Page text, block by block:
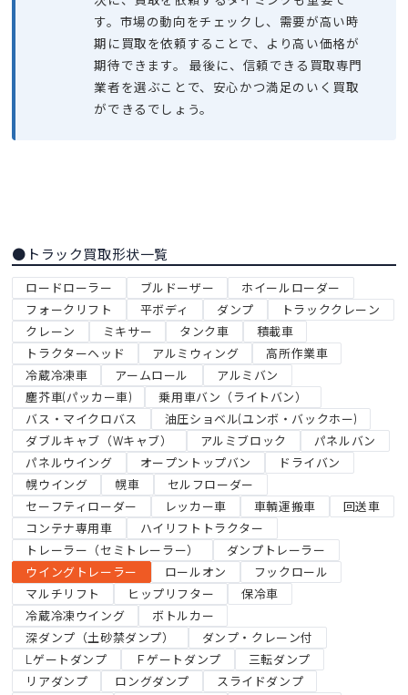
す。市場の動向をチェックし、需要が高い時
期に買取を依頼することで、より高い価格が
期待できます。 最後に、信頼できる買取専門
業者を選ぶことで、安心かつ満足のいく買取
ができるでしょう。
●トラック買取形状一覧
ロードローラー ブルドーザー
ホイールローダー
フォークリフト
平ボディ ダンプ
トラッククレーン
クレーン
ミキサー タンク車
積載車
トラクターヘッド
アルミウィング
高所作業車
冷蔵冷凍車
アームロール
アルミバン
塵芥車(パッカー車)
乗用車バン（ライトバン）
バス・マイクロバス
油圧ショベル(ユンボ・バックホー)
ダブルキャブ（Wキャブ）
アルミブロック
パネルバン
パネルウイング
オープントップバン
ドライバン
幌ウイング
幌車
セルフローダー
セーフティローダー
レッカー車 車輌運搬車
回送車
コンテナ専用車
ハイリフトトラクター
トレーラー（セミトレーラー）
ダンプトレーラー
ウイングトレーラー
ロールオン
フックロール
マルチリフト
ヒップリフター
保冷車
冷蔵冷凍ウイング
ボトルカー
深ダンプ（土砂禁ダンプ）
ダンプ・クレーン付
Lゲートダンプ
Ｆゲートダンプ
三転ダンプ
リアダンプ
ロングダンプ
スライドダンプ